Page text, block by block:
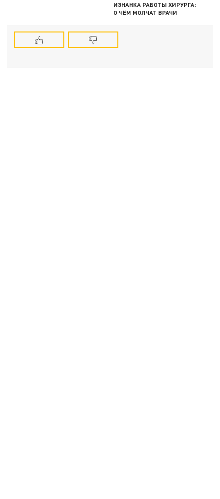
ИЗНАНКА РАБОТЫ ХИРУРГА:
О ЧЁМ МОЛЧАТ ВРАЧИ